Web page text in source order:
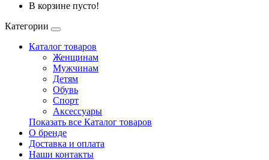
В корзине пусто!
Категории
Каталог товаров
Женщинам
Мужчинам
Детям
Обувь
Спорт
Аксессуары
Показать все Каталог товаров
О бренде
Доставка и оплата
Наши контакты